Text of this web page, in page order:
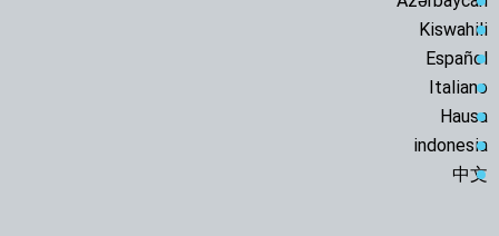
Kiswahili
Español
Italiano
Hausa
indonesia
中文